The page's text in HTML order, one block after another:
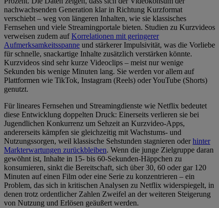
nachwachsenden Generation klar in Richtung Kurzformat
verschiebt – weg von längeren Inhalten, wie sie klassisches
Fernsehen und viele Streamingportale bieten. Studien zu Kurzvideos
verweisen zudem aufKorrelationen mit geringerer
Aufmerksamkeitsspanne und stärkerer Impulsivität, was die Vorliebe
für schnelle, snackartige Inhalte zusätzlich verstärken könnte.
Kurzvideos sind sehr kurze Videoclips – meist nur wenige
Sekunden bis wenige Minuten lang. Sie werden vor allem auf
Plattformen wie TikTok, Instagram (Reels) oder YouTube (Shorts)
genutzt.
Für lineares Fernsehen und Streamingdienste wie Netflix bedeutet
diese Entwicklung doppelten Druck: Einerseits verlieren sie bei
Jugendlichen Konkurrenz um Sehzeit an Kurzvideo-Apps,
andererseits kämpfen sie gleichzeitig mit Wachstums- und
Nutzungssorgen, weil klassische Sehstunden stagnieren oderhinter
Markterwartungen zurückbleiben. Wenn die junge Zielgruppe daran
gewöhnt ist, Inhalte in 15- bis 60-Sekunden-Häppchen zu
konsumieren, sinkt die Bereitschaft, sich über 30, 60 oder gar 120
Minuten auf einen Film oder eine Serie zu konzentrieren – ein
Problem, das sich in kritischen Analysen zu Netflix widerspiegelt, in
denen trotz ordentlicher Zahlen Zweifel an der weiteren Steigerung
von Nutzung und Erlösen geäußert werden.